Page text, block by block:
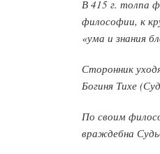
В 415 г. толпа
философии, к
«ума и знания
Сторонник
Богиня Тихе
По своим
враждебна